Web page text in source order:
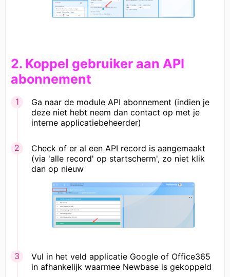
2. Koppel gebruiker aan API
abonnement
Ga naar de module API abonnement (indien je
deze niet hebt neem dan contact op met je
interne applicatiebeheerder)
Check of er al een API record is aangemaakt
(via 'alle record' op startscherm', zo niet klik
dan op nieuw
Vul in het veld applicatie Google of Office365
in afhankelijk waarmee Newbase is gekoppeld